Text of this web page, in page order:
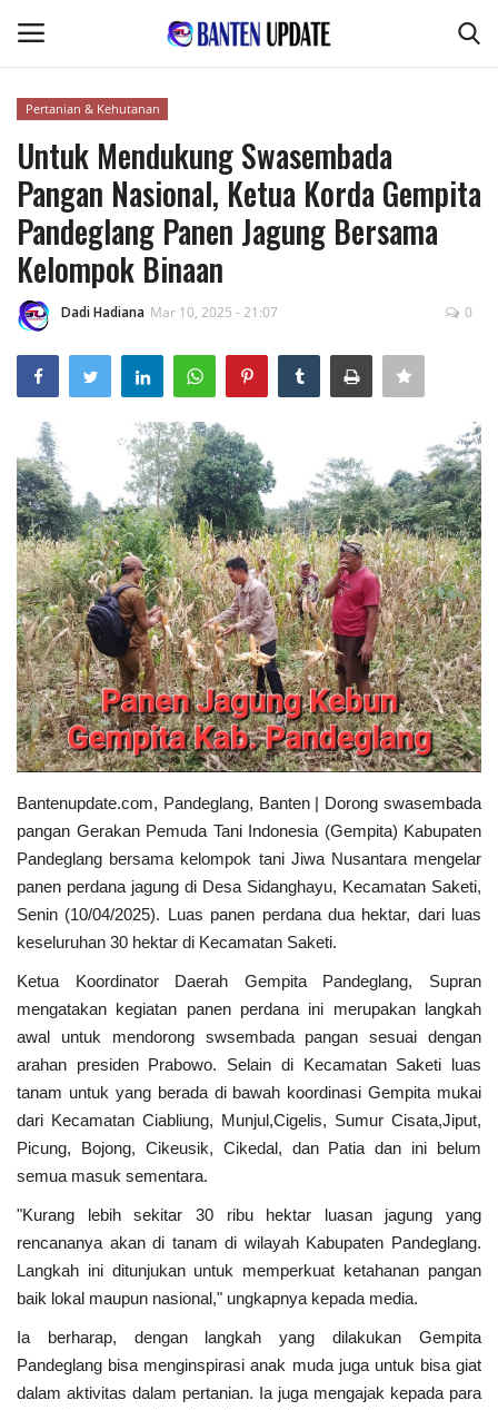
Home
Pertanian & Kehutanan
Kode Etik Jurnalistik
Desa & Kelurahan
Perikanan & Peternakan
Kesehatan
Pedoman Media Siber
Pemerintahan
Kontak
Politik
Bisnis
Redaksi
Sosial
Olahraga
Agama
Polri
Kriminal
Ekonomi
TNI & POLRI
TNI
Daerah
Pendidikan
Pertanian & Kehutanan
Untuk Mendukung Swasembada
Pangan Nasional, Ketua Korda Gempita
Pandeglang Panen Jagung Bersama
Kelompok Binaan
Dadi Hadiana Mar 10, 2025 - 21:07 0
Bantenupdate.com, Pandeglang, Banten | Dorong swasembada
pangan Gerakan Pemuda Tani Indonesia (Gempita) Kabupaten
Pandeglang bersama kelompok tani Jiwa Nusantara mengelar
panen perdana jagung di Desa Sidanghayu, Kecamatan Saketi,
Senin (10/04/2025). Luas panen perdana dua hektar, dari luas
keseluruhan 30 hektar di Kecamatan Saketi.
Ketua Koordinator Daerah Gempita Pandeglang, Supran
mengatakan kegiatan panen perdana ini merupakan langkah
awal untuk mendorong swsembada pangan sesuai dengan
arahan presiden Prabowo. Selain di Kecamatan Saketi luas
tanam untuk yang berada di bawah koordinasi Gempita mukai
dari Kecamatan Ciabliung, Munjul,Cigelis, Sumur Cisata,Jiput,
Picung, Bojong, Cikeusik, Cikedal, dan Patia dan ini belum
semua masuk sementara.
"Kurang lebih sekitar 30 ribu hektar luasan jagung yang
rencananya akan di tanam di wilayah Kabupaten Pandeglang.
Langkah ini ditunjukan untuk memperkuat ketahanan pangan
baik lokal maupun nasional," ungkapnya kepada media.
Ia berharap, dengan langkah yang dilakukan Gempita
Pandeglang bisa menginspirasi anak muda juga untuk bisa giat
dalam aktivitas dalam pertanian. Ia juga mengajak kepada para